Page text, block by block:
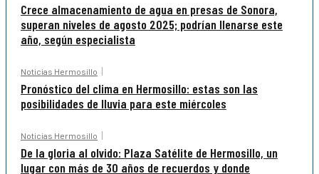
Crece almacenamiento de agua en presas de Sonora,
superan niveles de agosto 2025; podrían llenarse este
año, según especialista
Noticias Hermosillo
Pronóstico del clima en Hermosillo: estas son las
posibilidades de lluvia para este miércoles
Noticias Hermosillo
De la gloria al olvido: Plaza Satélite de Hermosillo, un
lugar con más de 30 años de recuerdos y donde